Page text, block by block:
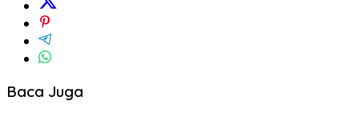
Baca Juga